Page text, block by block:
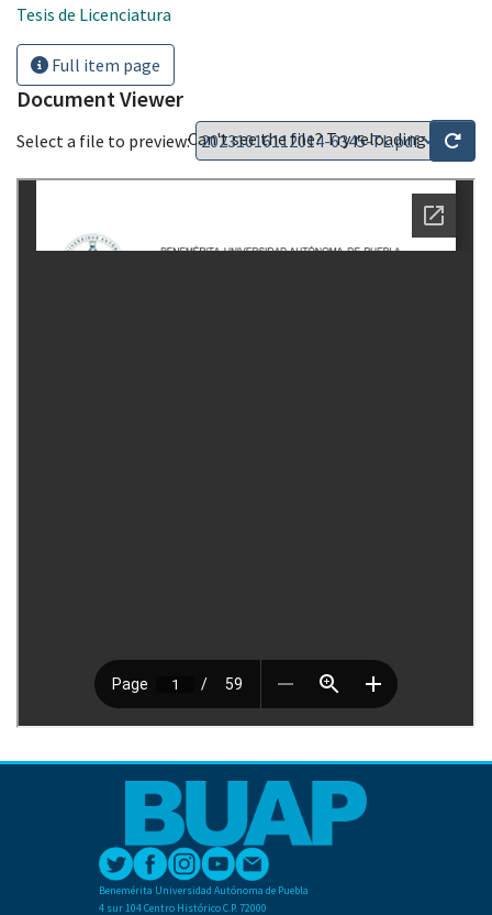
Tesis de Licenciatura
Full item page
Document Viewer
Select a file to preview:Can't see the file? Try reloading
Benemérita Universidad Autónoma de Puebla
4 sur 104 Centro Histórico C.P. 72000